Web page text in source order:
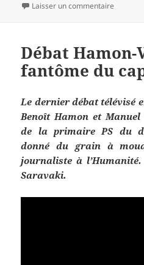
le
Laisser un commentaire
Débat Hamon-
fantôme du
Le dernier débat télévisé
Benoît Hamon et
de la primaire PS du
donné du grain à
journaliste à
Saravaki.